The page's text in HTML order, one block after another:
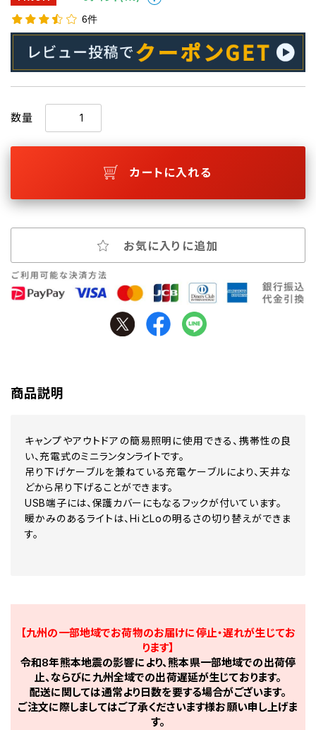
6件
数量
カートに入れる
お気に入りに追加
商品説明
キャンプやアウトドアの簡易照明に使用できる、携帯性の良
い、充電式のミニランタンライトです。
吊り下げケーブルを兼ねている充電ケーブルにより、天井な
どから吊り下げることができます。
USB端子には、保護カバーにもなるフックが付いています。
暖かみのあるライトは、HiとLoの明るさの切り替えができま
す。
【九州の一部地域でお荷物のお届けに停止・遅れが生じてお
ります】
令和8年熊本地震の影響により、熊本県一部地域での出荷停
止、ならびに九州全域での出荷遅延が生じております。
配送に関しては通常より日数を要する場合がございます。
ご注文に際しましてはご了承くださいます様お願い申し上げま
す。